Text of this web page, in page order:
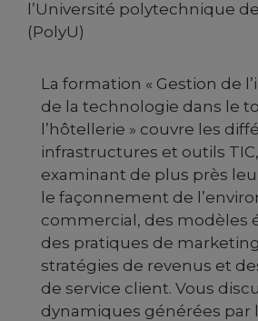
l’Université polytechnique
(PolyU)
La formation « Gestion de
de la technologie dans le
l’hôtellerie » couvre les
infrastructures et outils
examinant de plus près
le façonnement de
commercial, des modèles
des pratiques de
stratégies de revenus et
de service client. Vous
dynamiques générées par